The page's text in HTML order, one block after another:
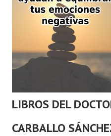
LIBROS DEL
CARBALLO